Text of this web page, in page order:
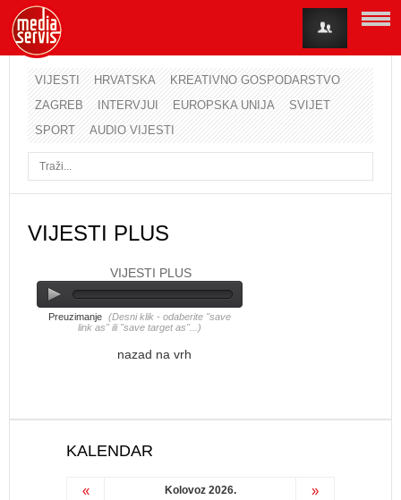
VIJESTI HRVATSKA
KREATIVNO GOSPODARSTVO
ZAGREB
INTERVJUI EUROPSKA UNIJA
SVIJET
SPORT
AUDIO VIJESTI
VIJESTI PLUS
VIJESTI PLUS
Preuzimanje (Desni klik - odaberite "save
link as" ili "save target as"...)
nazad na vrh
KALENDAR
« Kolovoz 2026. »
Korisničko ime
Lozinka
Zaboravili ste lozinku?